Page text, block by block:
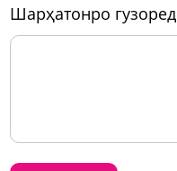
шарҳатонро гузоред